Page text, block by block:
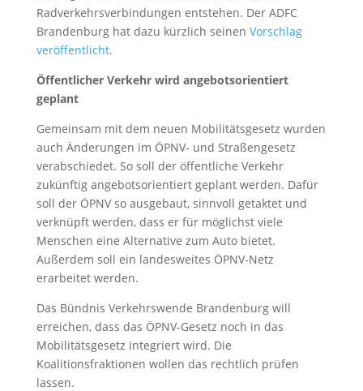
Radverkehrsverbindungen entstehen. Der ADFC
Brandenburg hat dazu kürzlich seinen Vorschlag
veröffentlicht.
Öffentlicher Verkehr wird angebotsorientiert
geplant
Gemeinsam mit dem neuen Mobilitätsgesetz wurden
auch Änderungen im ÖPNV- und Straßengesetz
verabschiedet. So soll der öffentliche Verkehr
zukünftig angebotsorientiert geplant werden. Dafür
soll der ÖPNV so ausgebaut, sinnvoll getaktet und
verknüpft werden, dass er für möglichst viele
Menschen eine Alternative zum Auto bietet.
Außerdem soll ein landesweites ÖPNV-Netz
erarbeitet werden.
Das Bündnis Verkehrswende Brandenburg will
erreichen, dass das ÖPNV-Gesetz noch in das
Mobilitätsgesetz integriert wird. Die
Koalitionsfraktionen wollen das rechtlich prüfen
lassen.